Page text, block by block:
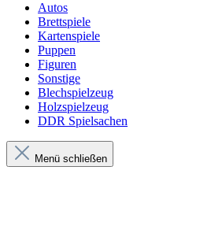
Autos
Brettspiele
Kartenspiele
Puppen
Figuren
Sonstige
Blechspielzeug
Holzspielzeug
DDR Spielsachen
Menü schließen